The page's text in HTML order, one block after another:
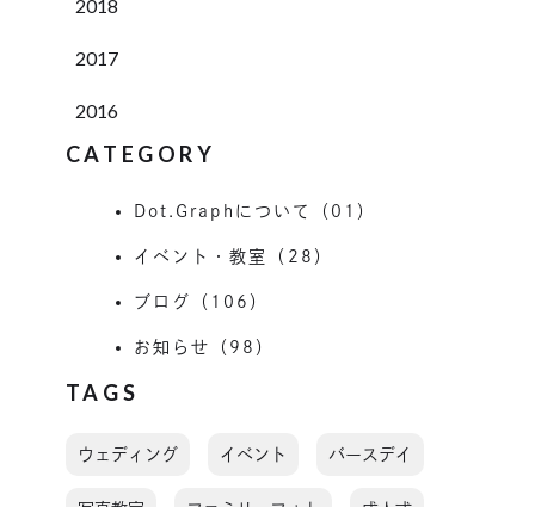
2018
2017
2016
CATEGORY
Dot.Graphについて（01）
イベント・教室（28）
ブログ（106）
お知らせ（98）
TAGS
ウェディング イベント バースデイ